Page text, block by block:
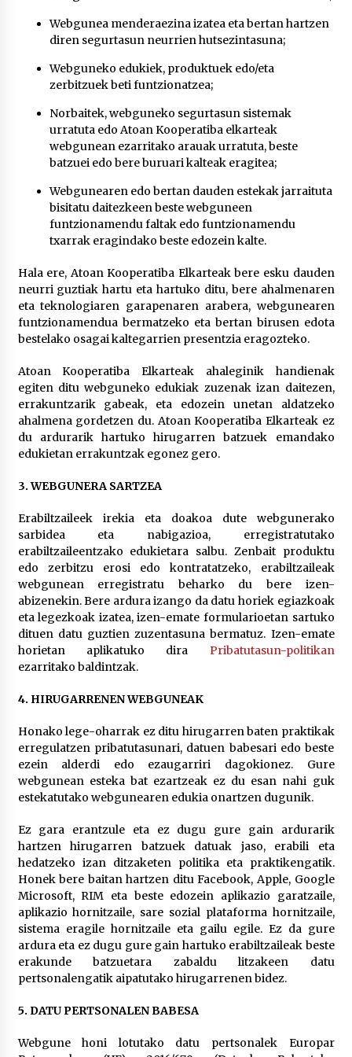
MUSIBLA #297: Bide, Boards Of Canada, Somak,
2026/07/02
Webgunea menderaezina izatea eta bertan hartzen
diren segurtasun neurrien hutsezintasuna;
Webguneko edukiek, produktuek edo/eta
zerbitzuek beti funtzionatzea;
Norbaitek, webguneko segurtasun sistemak
urratuta edo Atoan Kooperatiba elkarteak
webgunean ezarritako arauak urratuta, beste
batzuei edo bere buruari kalteak eragitea;
Webgunearen edo bertan dauden estekak jarraituta
bisitatu daitezkeen beste webguneen
funtzionamendu faltak edo funtzionamendu
txarrak eragindako beste edozein kalte.
Hala ere, Atoan Kooperatiba Elkarteak bere esku dauden
neurri guztiak hartu eta hartuko ditu, bere ahalmenaren
eta teknologiaren garapenaren arabera, webgunearen
funtzionamendua bermatzeko eta bertan birusen edota
bestelako osagai kaltegarrien presentzia eragozteko.
Atoan Kooperatiba Elkarteak ahaleginik handienak
egiten ditu webguneko edukiak zuzenak izan daitezen,
errakuntzarik gabeak, eta edozein unetan aldatzeko
ahalmena gordetzen du. Atoan Kooperatiba Elkarteak ez
du ardurarik hartuko hirugarren batzuek emandako
edukietan errakuntzak egonez gero.
3. WEBGUNERA SARTZEA
Erabiltzaileek irekia eta doakoa dute webgunerako
sarbidea eta nabigazioa, erregistratutako
erabiltzaileentzako edukietara salbu. Zenbait produktu
edo zerbitzu erosi edo kontratatzeko, erabiltzaileak
webgunean erregistratu beharko du bere izen-
abizenekin. Bere ardura izango da datu horiek egiazkoak
eta legezkoak izatea, izen-emate formularioetan sartuko
dituen datu guztien zuzentasuna bermatuz. Izen-emate
horietan aplikatuko dira Pribatutasun-politikan
ezarritako baldintzak.
4. HIRUGARRENEN WEBGUNEAK
Honako lege-oharrak ez ditu hirugarren baten praktikak
erregulatzen pribatutasunari, datuen babesari edo beste
ezein alderdi edo ezaugarriri dagokionez. Gure
webgunean esteka bat ezartzeak ez du esan nahi guk
estekatutako webgunearen edukia onartzen dugunik.
Ez gara erantzule eta ez dugu gure gain ardurarik
hartzen hirugarren batzuek datuak jaso, erabili eta
hedatzeko izan ditzaketen politika eta praktikengatik.
Honek bere baitan hartzen ditu Facebook, Apple, Google
Microsoft, RIM eta beste edozein aplikazio garatzaile,
aplikazio hornitzaile, sare sozial plataforma hornitzaile,
sistema eragile hornitzaile eta gailu egile. Ez da gure
ardura eta ez dugu gure gain hartuko erabiltzaileak beste
erakunde batzuetara zabaldu litzakeen datu
pertsonalengatik aipatutako hirugarrenen bidez.
5. DATU PERTSONALEN BABESA
Webgune honi lotutako datu pertsonalek Europar